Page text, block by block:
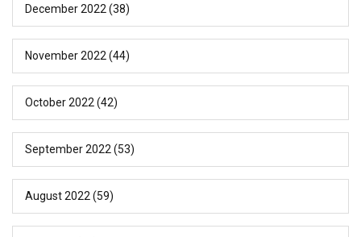
December 2022 (38)
November 2022 (44)
October 2022 (42)
September 2022 (53)
August 2022 (59)